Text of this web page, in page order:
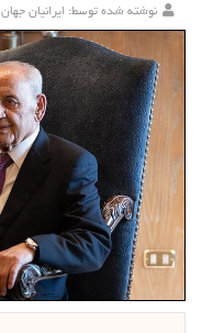
نوشته شده توسط: ایرانیان جهان